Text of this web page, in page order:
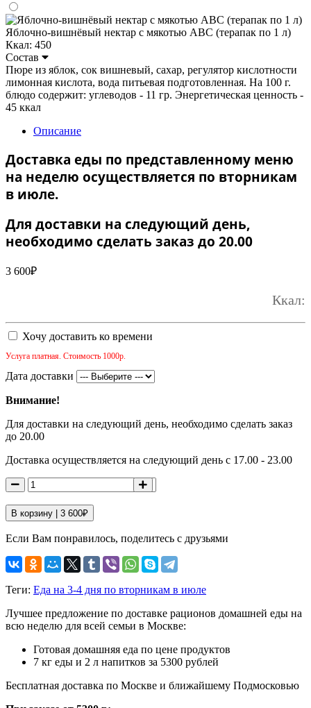
Яблочно-вишнёвый нектар с мякотью ABC (терапак по 1 л)
Ккал: 450
Состав
Пюре из яблок, сок вишневый, сахар, регулятор кислотности
лимонная кислота, вода питьевая подготовленная. На 100 г.
блюдо содержит: углеводов - 11 гр. Энергетическая ценность -
45 ккал
Описание
Доставка еды по представленному меню
на неделю осуществляется по вторникам
в июле.
Для доставки на следующий день,
необходимо сделать заказ до 20.00
3 600₽
Ккал:
Хочу доставить ко времени
Услуга платная. Стоимость 1000р.
Дата доставки
Внимание!
Для доставки на следующий день, необходимо сделать заказ
до 20.00
Доставка осуществляется на следующий день с 17.00 - 23.00
В корзину | 3 600₽
Если Вам понравилось, поделитесь с друзьями
Теги: Еда на 3-4 дня по вторникам в июле
Лучшее предложение по доставке рационов домашней еды на
всю неделю для всей семьи в Москве:
Готовая домашняя еда по цене продуктов
7 кг еды и 2 л напитков за 5300 рублей
Бесплатная доставка по Москве и ближайшему Подмосковью